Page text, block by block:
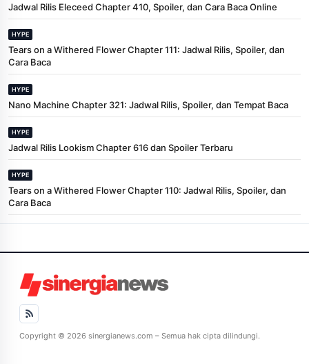
Jadwal Rilis Eleceed Chapter 410, Spoiler, dan Cara Baca Online
HYPE
Tears on a Withered Flower Chapter 111: Jadwal Rilis, Spoiler, dan
Cara Baca
HYPE
Nano Machine Chapter 321: Jadwal Rilis, Spoiler, dan Tempat Baca
HYPE
Jadwal Rilis Lookism Chapter 616 dan Spoiler Terbaru
HYPE
Tears on a Withered Flower Chapter 110: Jadwal Rilis, Spoiler, dan
Cara Baca
Copyright © 2026 sinergianews.com – Semua hak cipta dilindungi.